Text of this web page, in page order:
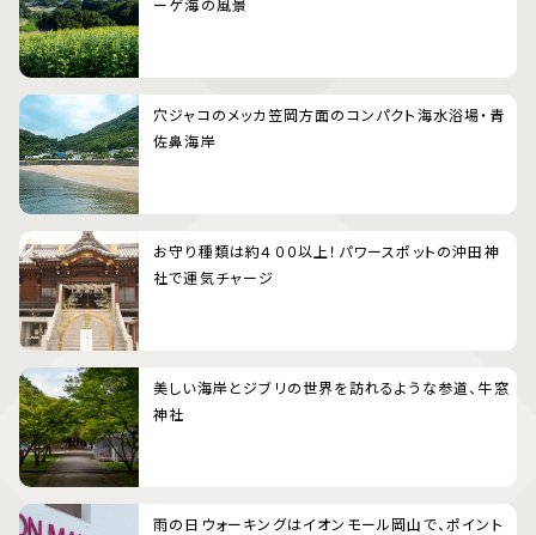
穴ジャコのメッカ笠岡方面のコンパクト海水浴場・青
佐鼻海岸
お守り種類は約４００以上！パワースポットの沖田神
社で運気チャージ
美しい海岸とジブリの世界を訪れるような参道、牛窓
神社
雨の日ウォーキングはイオンモール岡山で、ポイント